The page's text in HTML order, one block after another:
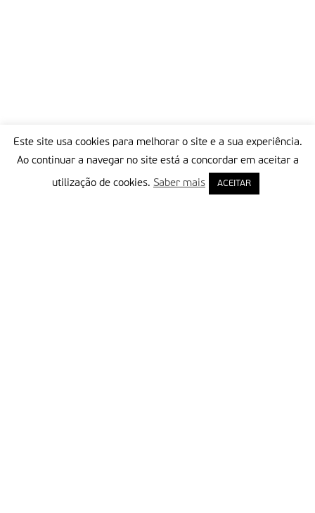
Este site usa cookies para melhorar o site e a sua experiência.
Ao continuar a navegar no site está a concordar em aceitar a
utilização de cookies. Saber mais ACEITAR